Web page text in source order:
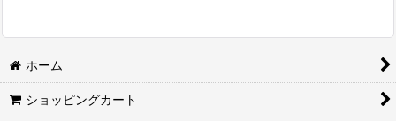
ホーム
ショッピングカート